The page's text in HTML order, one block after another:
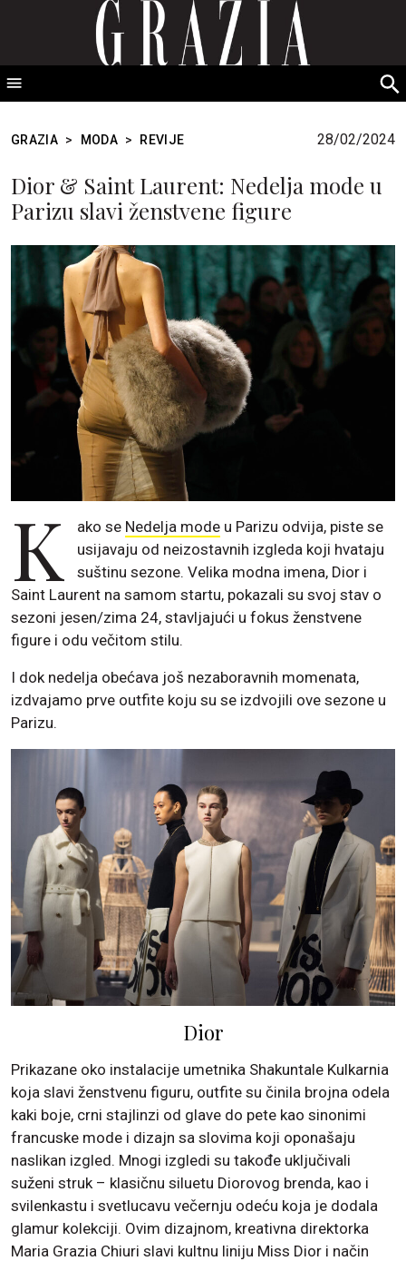
GRAZIA Srbija
GRAZIA > MODA > REVIJE 28/02/2024
Dior & Saint Laurent: Nedelja mode u
Parizu slavi ženstvene figure
K ako se Nedelja mode u Parizu odvija, piste se
usijavaju od neizostavnih izgleda koji hvataju
suštinu sezone. Velika modna imena, Dior i
Saint Laurent na samom startu, pokazali su svoj stav o
sezoni jesen/zima 24, stavljajući u fokus ženstvene
figure i odu večitom stilu.
I dok nedelja obećava još nezaboravnih momenata,
izdvajamo prve outfite koju su se izdvojili ove sezone u
Parizu.
Dior
Prikazane oko instalacije umetnika Shakuntale Kulkarnia
koja slavi ženstvenu figuru, outfite su činila brojna odela
kaki boje, crni stajlinzi od glave do pete kao sinonimi
francuske mode i dizajn sa slovima koji oponašaju
naslikan izgled. Mnogi izgledi su takođe uključivali
suženi struk – klasičnu siluetu Diorovog brenda, kao i
svilenkastu i svetlucavu večernju odeću koja je dodala
glamur kolekciji. Ovim dizajnom, kreativna direktorka
Maria Grazia Chiuri slavi kultnu liniju Miss Dior i način